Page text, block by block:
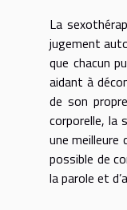
La
jugement
que chacun
aidant à
de son
corporelle, la
une meilleure
possible de
la parole et